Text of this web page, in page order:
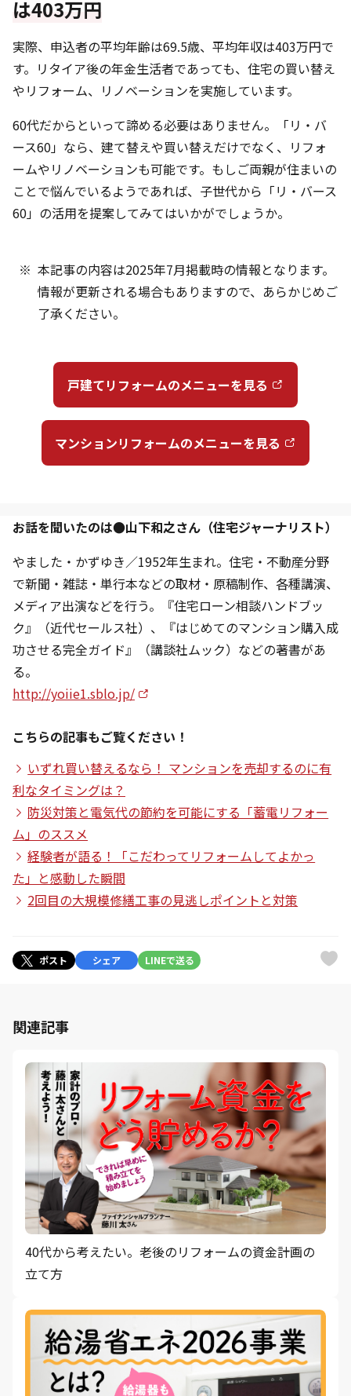
は403万円
実際、申込者の平均年齢は69.5歳、平均年収は403万円で
す。リタイア後の年金生活者であっても、住宅の買い替え
やリフォーム、リノベーションを実施しています。
60代だからといって諦める必要はありません。「リ・バ
ース60」なら、建て替えや買い替えだけでなく、リフォ
ームやリノベーションも可能です。もしご両親が住まいの
ことで悩んでいるようであれば、子世代から「リ・バース
60」の活用を提案してみてはいかがでしょうか。
本記事の内容は2025年7月掲載時の情報となります。
情報が更新される場合もありますので、あらかじめご
了承ください。
戸建てリフォームのメニューを見る
マンションリフォームのメニューを見る
お話を聞いたのは●山下和之さん（住宅ジャーナリスト）
やました・かずゆき／1952年生まれ。住宅・不動産分野
で新聞・雑誌・単行本などの取材・原稿制作、各種講演、
メディア出演などを行う。『住宅ローン相談ハンドブッ
ク』（近代セールス社）、『はじめてのマンション購入成
功させる完全ガイド』（講談社ムック）などの著書があ
る。
http://yoiie1.sblo.jp/
こちらの記事もご覧ください！
いずれ買い替えるなら！ マンションを売却するのに有
利なタイミングは？
防災対策と電気代の節約を可能にする「蓄電リフォー
ム」のススメ
経験者が語る！「こだわってリフォームしてよかっ
た」と感動した瞬間
2回目の大規模修繕工事の見逃しポイントと対策
ポスト シェア LINEで送る
関連記事
40代から考えたい。老後のリフォームの資金計画の
立て方